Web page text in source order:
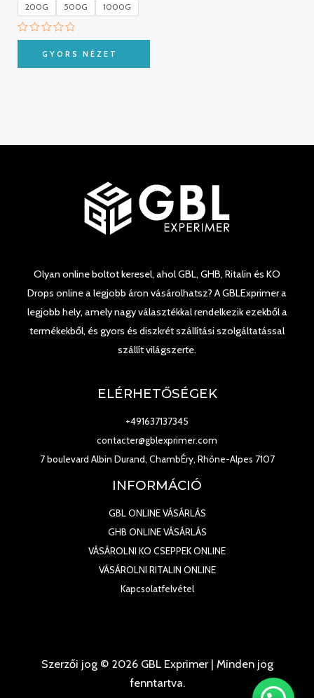
200G
500G 1000G
Értékelés:
5
GYORS NÉZET
Olyan online boltot keresel, ahol GBL, GHB, Ritalin és KO
Drops online a legjobb áron vásárolhatsz? A GBLExprimer a
legjobb hely, amely nagy választékkal rendelkezik ezekből a
termékekből, és gyors és diszkrét szállítási szolgáltatással
szállít világszerte.
ELÉRHETŐSÉGEK
+491637137345
contacter@gblexprimer.com
7 boulevard Albin Durand, ChambÉry, Rhône-Alpes 7107
INFORMÁCIÓ
GBL ONLINE VÁSÁRLÁS
GHB ONLINE VÁSÁRLÁS
VÁSÁROLNI KO CSEPPEK ONLINE
VÁSÁROLNI RITALIN ONLINE
Kapcsolatfelvétel
Szerzői jog © 2026 GBL Exprimer | Minden jog
fenntartva.